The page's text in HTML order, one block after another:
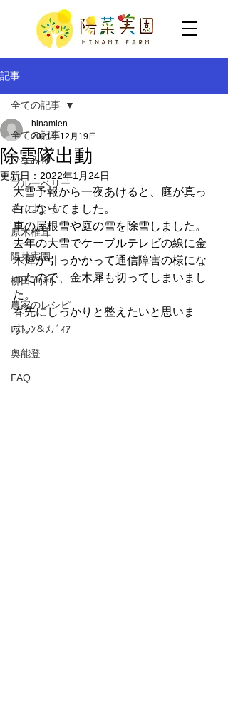
記事
全ての記事
ひなみ柿
ブルーベリー
さつまいも
原木椎茸
陽菜実園
柳田 尚利
農家のレシピ
ﾚｽﾄﾗﾝ＆ﾒﾃﾞｨｱ
奥能登
FAQ
全ての記事
除雪隊出動
hinamien
2021年12月19日
更新日： 2022年1月24日
大雪予報から一夜あけると、庭が真っ
白になってました。
車の屋根雪や庭の雪を除雪しました。
去年の大雪でケーブルテレビの線に金
木犀が引っかかって通信障害の様にな
ったので、金木犀も切ってしまいまし
た。
春先にしっかりと整えたいと思いま
す。